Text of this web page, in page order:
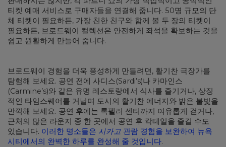
티켓 예매 서비스로 구매자들을 연결해 줍니다. 50명 규모의 단
체 티켓이 필요하든, 가장 친한 친구와 함께 볼 두 장의 티켓이
필요하든, 브로드웨이 컬렉션은 안전하게 좌석을 확보하는 것을
쉽고 원활하게 만들어 줍니다.
브로드웨이 경험을 더욱 풍성하게 만들려면, 활기찬 극장가를
탐험해 보세요. 공연 전에 사디스(Sardi’s)나 카마인스
(Carmine’s)와 같은 유명 레스토랑에서 식사를 즐기거나, 상징
적인 타임스퀘어를 거닐며 도시의 활기찬 에너지와 밝은 불빛을
만끽해 보세요. 공연 후에는 록펠러 센터까지 여유롭게 걷거나,
근처의 많은 라운지 중 한 곳에서 공연 후 칵테일을 즐길 수도
있습니다. 이러한 명소들은 시카고 관람 경험을 보완하여 뉴욕
시티에서의 완벽한 하루를 완성해 줄 것입니다.